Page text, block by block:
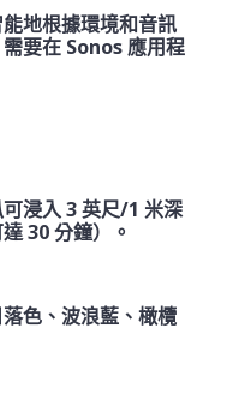
地根據環境和音訊
要在 Sonos 應用程
浸入 3 英尺/1 米深
30 分鐘）。
色、波浪藍、橄欖